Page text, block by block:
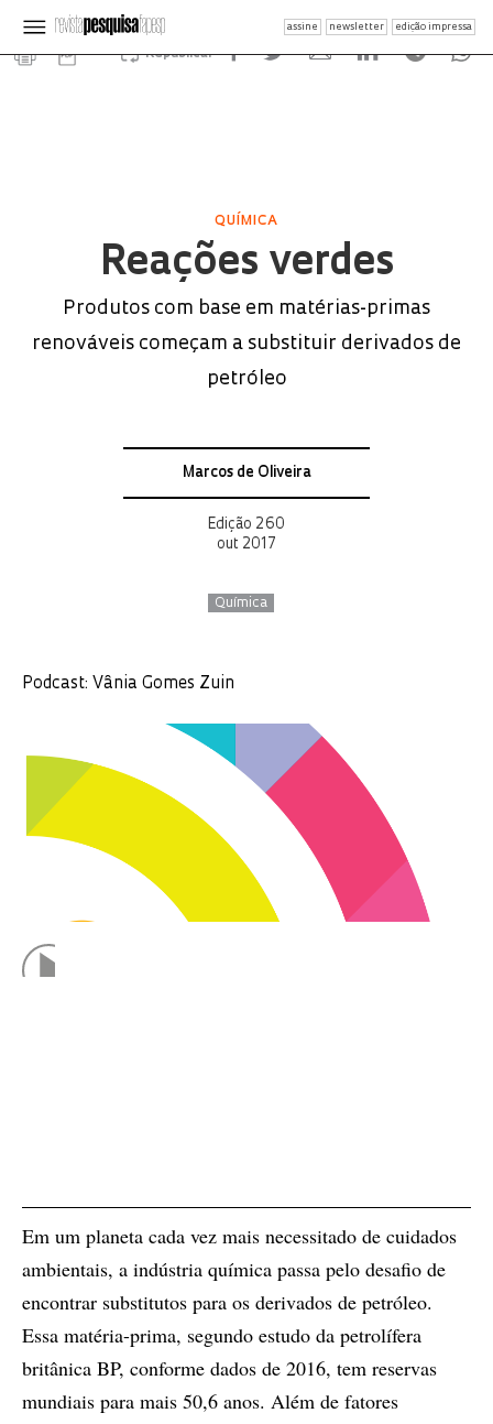
assine newsletter edição impressa
Republicar
QUÍMICA
Reações verdes
Produtos com base em matérias-primas
renováveis começam a substituir derivados de
petróleo
Marcos de Oliveira
Edição 260
out 2017
Química
Podcast: Vânia Gomes Zuin
Em um planeta cada vez mais necessitado de cuidados
ambientais, a indústria química passa pelo desafio de
encontrar substitutos para os derivados de petróleo.
Essa matéria-prima, segundo estudo da petrolífera
britânica BP, conforme dados de 2016, tem reservas
mundiais para mais 50,6 anos. Além de fatores